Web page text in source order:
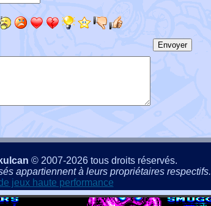
© 2007-2026 tous droits réservés.
appartiennent à leurs propriétaires respectifs.
jeux haute performance